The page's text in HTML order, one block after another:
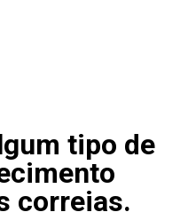
tipo de
correias.